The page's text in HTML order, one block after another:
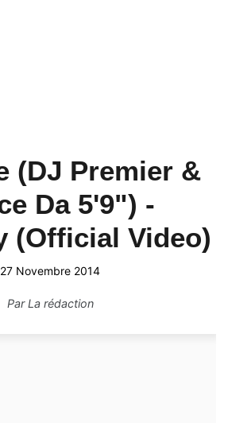
(DJ Premier &
Da 5'9") -
(Official Video)
27 Novembre 2014
ParLa rédaction